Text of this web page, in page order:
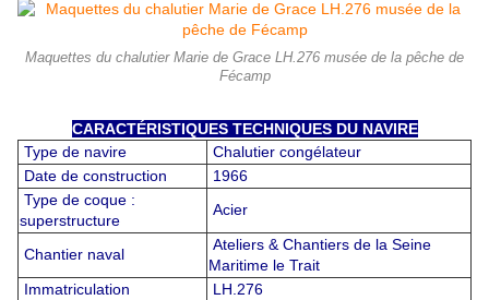
Maquettes du chalutier Marie de Grace LH.276 musée de la pêche de
Fécamp
CARACTÉRISTIQUES TECHNIQUES DU NAVIRE
Type de navire
Chalutier congélateur
Date de construction
1966
Type de coque :
superstructure
Acier
Chantier naval
Ateliers & Chantiers de la Seine
Maritime le Trait
Immatriculation
LH.276